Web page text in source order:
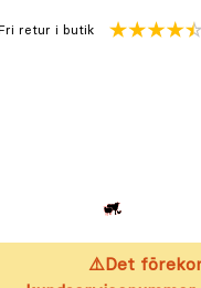
retur i butik
⚠️Det